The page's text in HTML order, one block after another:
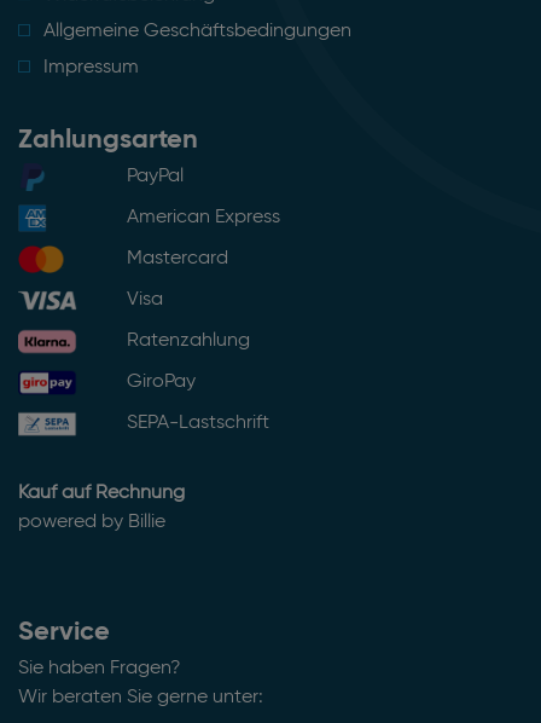
Allgemeine Geschäftsbedingungen
Impressum
Zahlungsarten
PayPal
American Express
Mastercard
Visa
Ratenzahlung
GiroPay
SEPA-Lastschrift
Kauf auf Rechnung
powered by Billie
Service
Sie haben Fragen?
Wir beraten Sie gerne unter: